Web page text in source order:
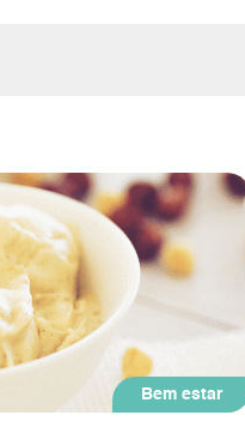
Bem estar